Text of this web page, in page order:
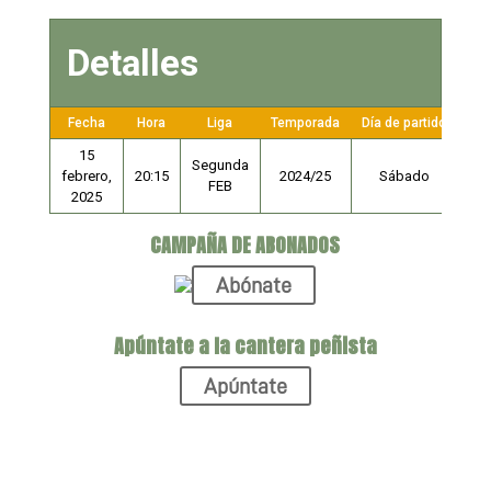
Detalles
Fecha Hora Liga Temporada Día de partido
15
febrero,
2025
20:15
Segunda
FEB
2024/25 Sábado
CAMPAÑA DE ABONADOS
Abónate
Apúntate a la cantera peñista
Apúntate